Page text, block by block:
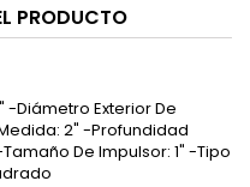
PRODUCTO
-Diámetro Exterior De
2" -Profundidad
De Impulsor: 1" -Tipo